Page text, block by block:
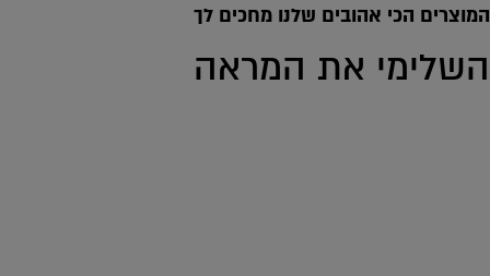
השלימי את המראה
המוצרים הכי אהובים שלנו מחכים לך